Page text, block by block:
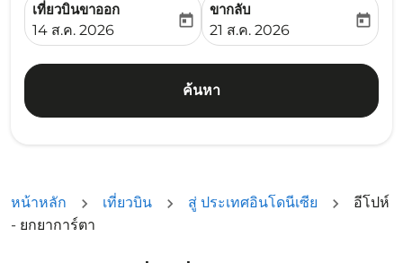
เที่ยวบินขาออก
fc-booking-departure-date-aria-label
14 ส.ค. 2026
today
ขากลับ
fc-booking-return-date-
21 ส.ค. 2026
today
ค้นหา
หน้าหลัก เที่ยวบิน สู่ ประเทศอินโดนีเซีย
อีโปห์
- ยกยาการ์ตา